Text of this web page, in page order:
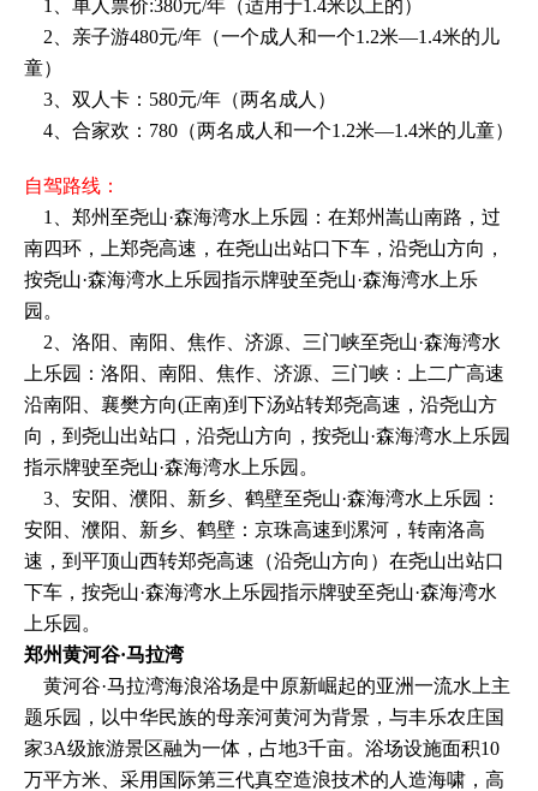
1、单人票价:380元/年（适用于1.4米以上的）
2、亲子游480元/年（一个成人和一个1.2米—1.4米的儿
童）
3、双人卡：580元/年（两名成人）
4、合家欢：780（两名成人和一个1.2米—1.4米的儿童）
自驾路线：
1、郑州至尧山·森海湾水上乐园：在郑州嵩山南路，过
南四环，上郑尧高速，在尧山出站口下车，沿尧山方向，
按尧山·森海湾水上乐园指示牌驶至尧山·森海湾水上乐
园。
2、洛阳、南阳、焦作、济源、三门峡至尧山·森海湾水
上乐园：洛阳、南阳、焦作、济源、三门峡：上二广高速
沿南阳、襄樊方向(正南)到下汤站转郑尧高速，沿尧山方
向，到尧山出站口，沿尧山方向，按尧山·森海湾水上乐园
指示牌驶至尧山·森海湾水上乐园。
3、安阳、濮阳、新乡、鹤壁至尧山·森海湾水上乐园：
安阳、濮阳、新乡、鹤壁：京珠高速到漯河，转南洛高
速，到平顶山西转郑尧高速（沿尧山方向）在尧山出站口
下车，按尧山·森海湾水上乐园指示牌驶至尧山·森海湾水
上乐园。
郑州黄河谷·马拉湾
黄河谷·马拉湾海浪浴场是中原新崛起的亚洲一流水上主
题乐园，以中华民族的母亲河黄河为背景，与丰乐农庄国
家3A级旅游景区融为一体，占地3千亩。浴场设施面积10
万平方米、采用国际第三代真空造浪技术的人造海啸，高